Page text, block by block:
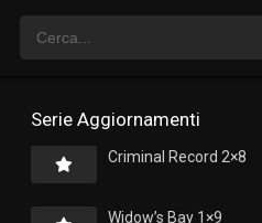
Serie Aggiornamenti
Criminal Record 2×8
Widow’s Bay 1×9